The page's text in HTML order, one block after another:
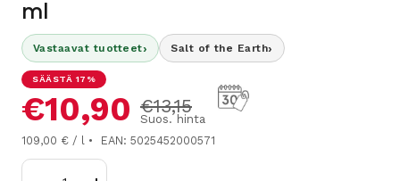
ml
Vastaavat tuotteet› Salt of the Earth›
SÄÄSTÄ 17%
Alennushinta
€10,90 Normaalihinta
€13,15
Suos. hinta
109,00 € / l EAN: 5025452000571